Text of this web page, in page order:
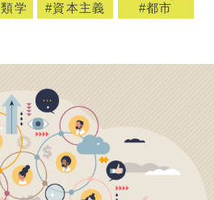
学 資本主義 都市